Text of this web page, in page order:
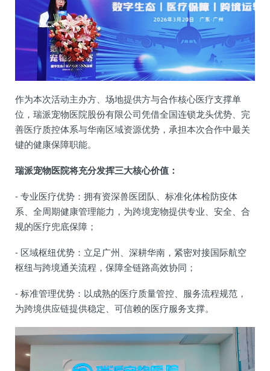
作为本次活动主办方、场地提供方与合作核心医疗支撑单
位，瑞派宠物医院股份有限公司凭借全国连锁龙头优势、完
善医疗质控体系与华南区域资源优势，承担本次合作中最关
键的健康保障职能。
瑞派宠物医院将充分发挥三大核心价值：
- 专业医疗优势：拥有资深兽医团队、标准化体检防疫体
系、全周期健康管理能力，为跨境宠物提供专业、安全、合
规的医疗兜底保障；
- 区域枢纽优势：立足广州、深耕华南，紧密对接国际航空
枢纽与跨境通关流程，保障全链路高效协同；
- 标准管理优势：以成熟的医疗质量管控、服务流程规范，
为跨境供应链提供稳定、可信赖的医疗服务支撑。